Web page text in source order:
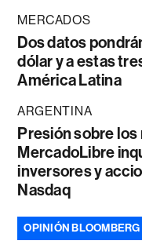
MERCADOS
Dos datos
dólar y a estas
América Latina
ARGENTINA
Presión sobre
MercadoLibre
inversores y
Nasdaq
OPINIÓN BLOOMBERG